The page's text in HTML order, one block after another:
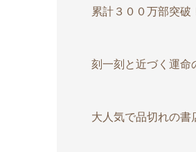
累計３００万部突破
刻一刻と近づく運命
大人気で品切れの書